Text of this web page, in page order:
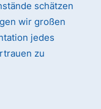
schätzen
wir großen
jedes
zu